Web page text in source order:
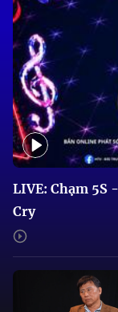
LIVE: Chạm 5S
Cry